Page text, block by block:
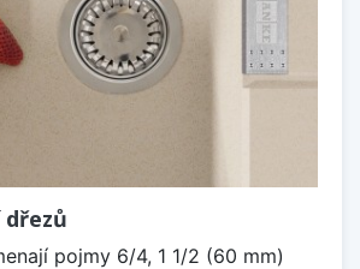
pojmy 6/4, 1 1/2 (60 mm)